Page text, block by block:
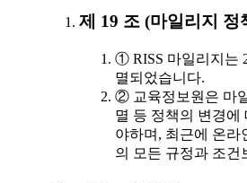
제 19 조 (마일리지 정
① RISS 마일리지는
멸되었습니다.
② 교육정보원은 마
멸 등 정책의 변경에
야하며, 최근에 온라
의 모든 규정과 조건